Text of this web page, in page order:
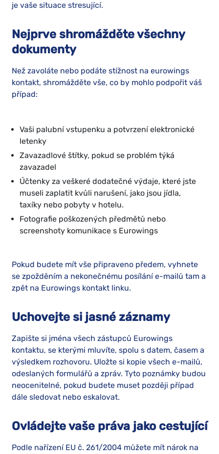
je vaše situace stresující.
Nejprve shromážděte všechny
dokumenty
Než zavoláte nebo podáte stížnost na eurowings
kontakt, shromážděte vše, co by mohlo podpořit váš
případ:
Vaši palubní vstupenku a potvrzení elektronické
letenky
Zavazadlové štítky, pokud se problém týká
zavazadel
Účtenky za veškeré dodatečné výdaje, které jste
museli zaplatit kvůli narušení, jako jsou jídla,
taxíky nebo pobyty v hotelu.
Fotografie poškozených předmětů nebo
screenshoty komunikace s Eurowings
Pokud budete mít vše připraveno předem, vyhnete
se zpožděním a nekonečnému posílání e-mailů tam a
zpět na Eurowings kontakt linku.
Uchovejte si jasné záznamy
Zapište si jména všech zástupců Eurowings
kontaktu, se kterými mluvíte, spolu s datem, časem a
výsledkem rozhovoru. Uložte si kopie všech e-mailů,
odeslaných formulářů a zpráv. Tyto poznámky budou
neocenitelné, pokud budete muset později případ
dále sledovat nebo eskalovat.
Ovládejte vaše práva jako cestující
Podle nařízení EU č. 261/2004 můžete mít nárok na